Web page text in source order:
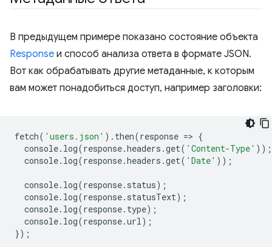
В предыдущем примере показано состояние объекта
Response и способ анализа ответа в формате JSON.
Вот как обрабатывать другие метаданные, к которым
вам может понадобиться доступ, например заголовки:
fetch( 'users.json' ). then(response => {
console. log(response.headers .get( 'Content-Type' ));
console. log(response.headers .get( 'Date' ));
console. log(response. status);
console. log(response. statusText);
console. log(response. type);
console. log(response.url);
});